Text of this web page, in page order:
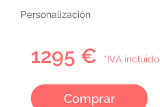
Personalización
1295 € *IVA incluido
Comprar